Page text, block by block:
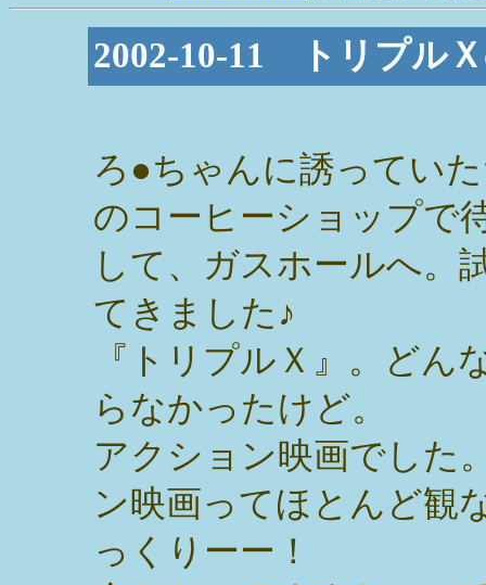
2002-10-11 トリプル
ろ●ちゃんに誘ってい
のコーヒーショップで
して、ガスホールへ。
てきました♪
『トリプルＸ』。どん
らなかったけど。
アクション映画でした
ン映画ってほとんど観
っくりーー！